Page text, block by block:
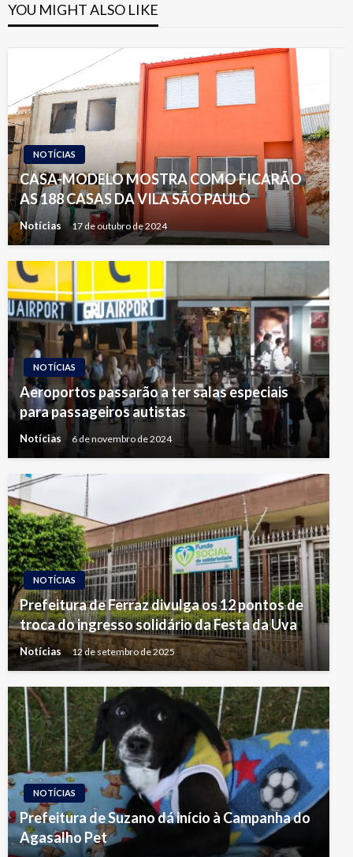
YOU MIGHT ALSO LIKE
NOTÍCIAS
CASA-MODELO MOSTRA COMO FICARÃO
AS 188 CASAS DA VILA SÃO PAULO
Notícias 17 de outubro de 2024
NOTÍCIAS
Aeroportos passarão a ter salas especiais
para passageiros autistas
Notícias 6 de novembro de 2024
NOTÍCIAS
Prefeitura de Ferraz divulga os 12 pontos de
troca do ingresso solidário da Festa da Uva
Notícias 12 de setembro de 2025
NOTÍCIAS
Prefeitura de Suzano dá início à Campanha do
Agasalho Pet